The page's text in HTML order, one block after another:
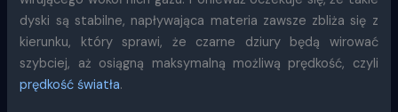
dyski są stabilne, napływająca materia zawsze zbliża się z
kierunku, który sprawi, że czarne dziury będą wirować
szybciej, aż osiągną maksymalną możliwą prędkość, czyli
prędkość światła.